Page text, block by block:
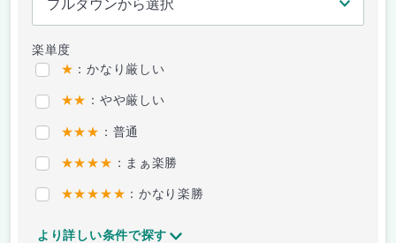
楽単度
★ ：かなり厳しい
★★ ：やや厳しい
★★★ ：普通
★★★★ ：まぁ楽勝
★★★★★ ：かなり楽勝
より詳しい条件で探す